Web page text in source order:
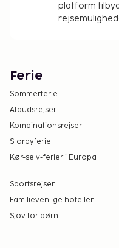
platform
Ferie
Sommerferie
Afbudsrejser
Kombinationsrejser
Storbyferie
Kør-selv-ferier i Europa
Sportsrejser
Familievenlige hoteller
Sjov for børn